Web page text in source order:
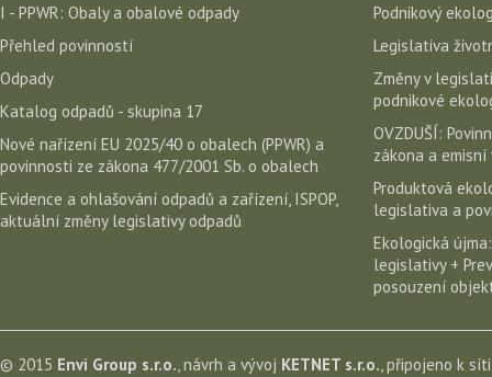
I - PPWR: Obaly a obalové odpady
Přehled povinností
Odpady
Katalog odpadů - skupina 17
Nové nařízení EU 2025/40 o obalech (PPWR) a
povinnosti ze zákona 477/2001 Sb. o obalech
Evidence a ohlašování odpadů a zařízení, ISPOP,
aktuální změny legislativy odpadů
Podnikový
Legislativa
Změny v
podnikové
OVZDUŠÍ:
zákona a emisní
Produktová
legislativa a
Ekologická
legislativy +
posouzení
© 2015 Envi Group s.r.o., návrh a vývoj KETNET s.r.o., připojeno k